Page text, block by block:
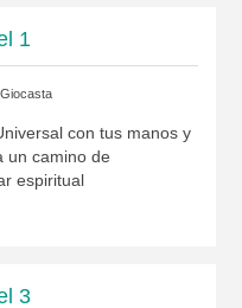
1
con tus manos y
un camino de
espiritual
3